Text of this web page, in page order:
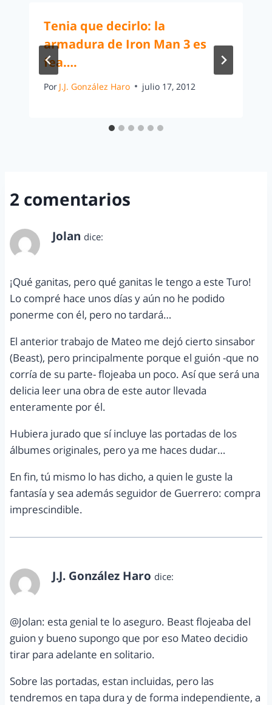
Tenia que decirlo: la
armadura de Iron Man 3 es
fea….
Por J.J. González Haro julio 17, 2012
2 comentarios
Jolan dice:
¡Qué ganitas, pero qué ganitas le tengo a este Turo!
Lo compré hace unos días y aún no he podido
ponerme con él, pero no tardará…
El anterior trabajo de Mateo me dejó cierto sinsabor
(Beast), pero principalmente porque el guión -que no
corría de su parte- flojeaba un poco. Así que será una
delicia leer una obra de este autor llevada
enteramente por él.
Hubiera jurado que sí incluye las portadas de los
álbumes originales, pero ya me haces dudar…
En fin, tú mismo lo has dicho, a quien le guste la
fantasía y sea además seguidor de Guerrero: compra
imprescindible.
J.J. González Haro dice:
@Jolan: esta genial te lo aseguro. Beast flojeaba del
guion y bueno supongo que por eso Mateo decidio
tirar para adelante en solitario.
Sobre las portadas, estan incluidas, pero las
tendremos en tapa dura y de forma independiente, a